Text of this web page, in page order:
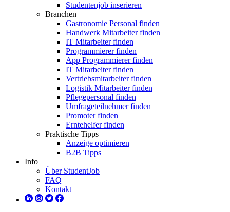
Studentenjob inserieren
Branchen
Gastronomie Personal finden
Handwerk Mitarbeiter finden
IT Mitarbeiter finden
Programmierer finden
App Programmierer finden
IT Mitarbeiter finden
Vertriebsmitarbeiter finden
Logistik Mitarbeiter finden
Pflegepersonal finden
Umfrageteilnehmer finden
Promoter finden
Erntehelfer finden
Praktische Tipps
Anzeige optimieren
B2B Tipps
Info
Über StudentJob
FAQ
Kontakt